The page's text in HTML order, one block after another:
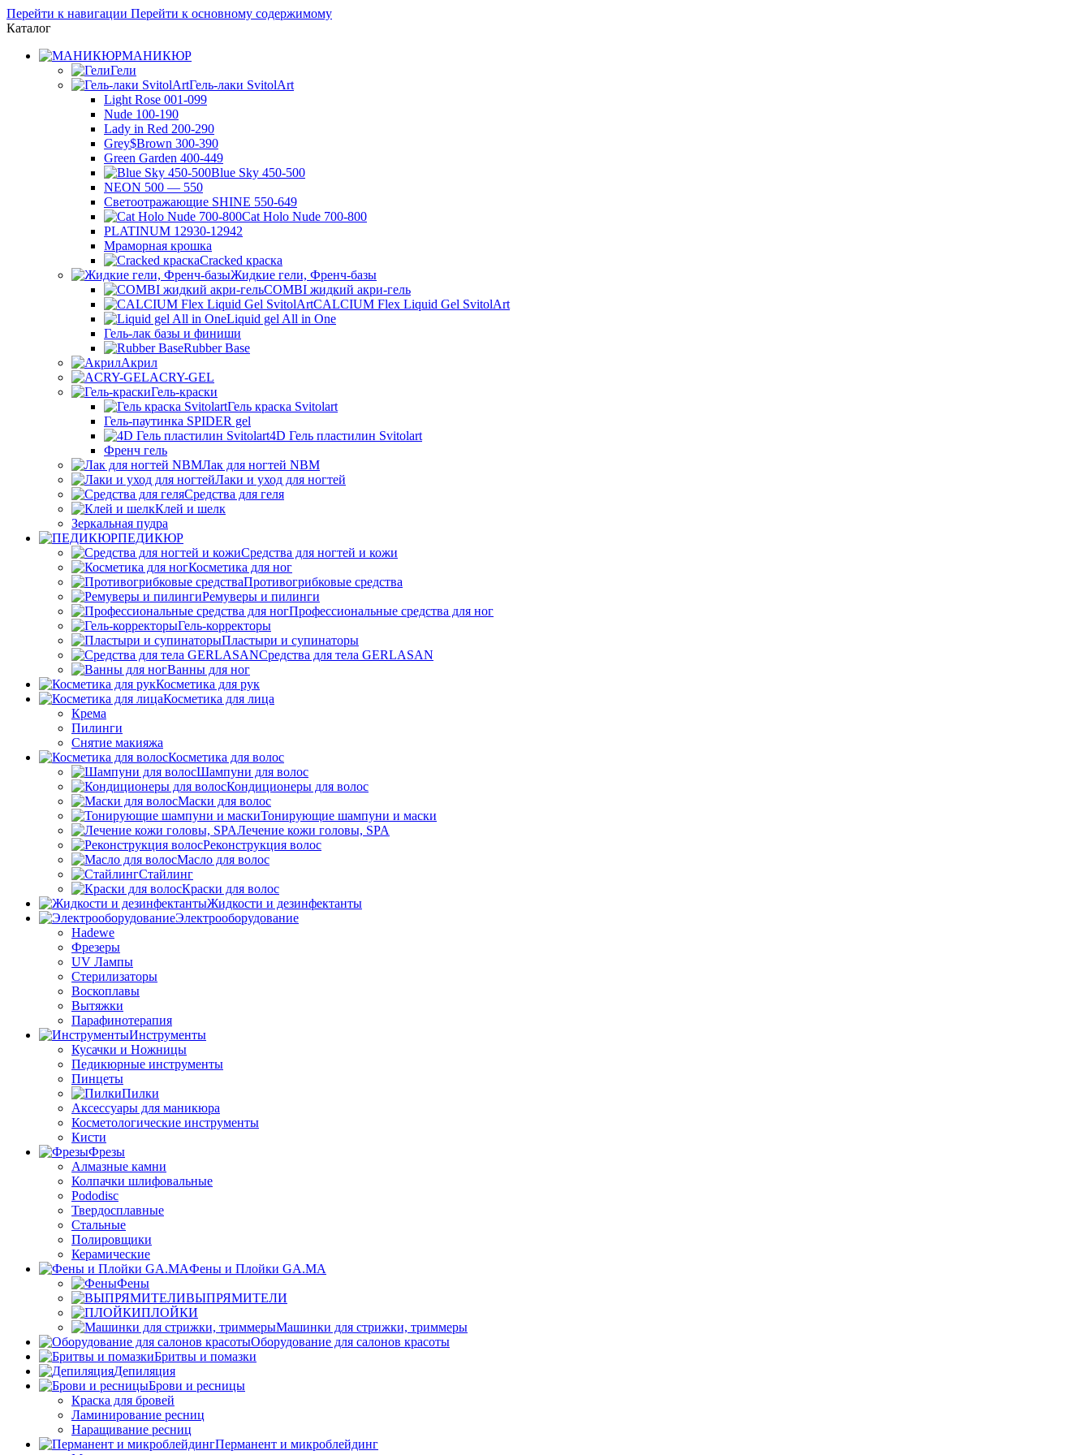
Перейти к навигации Перейти к основному содержимому
Каталог
МАНИКЮР
Гели
Гель-лаки SvitolArt
Light Rose 001-099
Nude 100-190
Lady in Red 200-290
Grey$Brown 300-390
Green Garden 400-449
Blue Sky 450-500
NEON 500 — 550
Светоотражающие SHINE 550-649
Cat Holo Nude 700-800
PLATINUM 12930-12942
Мраморная крошка
Cracked краска
Жидкие гели, Френч-базы
COMBI жидкий акри-гель
CALCIUM Flex Liquid Gel SvitolArt
Liquid gel All in One
Гель-лак базы и финиши
Rubber Base
Акрил
ACRY-GEL
Гель-краски
Гель краска Svitolart
Гель-паутинка SPIDER gel
4D Гель пластилин Svitolart
Френч гель
Лак для ногтей NBM
Лаки и уход для ногтей
Средства для геля
Клей и шелк
Зеркальная пудра
ПЕДИКЮР
Средства для ногтей и кожи
Косметика для ног
Противогрибковые средства
Ремуверы и пилинги
Профессиональные средства для ног
Гель-корректоры
Пластыри и супинаторы
Средства для тела GERLASAN
Ванны для ног
Косметика для рук
Косметика для лица
Крема
Пилинги
Снятие макияжа
Косметика для волос
Шампуни для волос
Кондиционеры для волос
Маски для волос
Тонирующие шампуни и маски
Лечение кожи головы, SPA
Реконструкция волос
Масло для волос
Стайлинг
Краски для волос
Жидкости и дезинфектанты
Электрооборудование
Hadewe
Фрезеры
UV Лампы
Стерилизаторы
Воскоплавы
Вытяжки
Парафинотерапия
Инструменты
Кусачки и Ножницы
Педикюрные инструменты
Пинцеты
Пилки
Аксессуары для маникюра
Косметологические инструменты
Кисти
Фрезы
Алмазные камни
Колпачки шлифовальные
Pododisc
Твердосплавные
Стальные
Полировщики
Керамические
Фены и Плойки GA.MA
Фены
ВЫПРЯМИТЕЛИ
ПЛОЙКИ
Машинки для стрижки, триммеры
Оборудование для салонов красоты
Бритвы и помазки
Депиляция
Брови и ресницы
Краска для бровей
Ламинирование ресниц
Наращивание ресниц
Перманент и микроблейдинг